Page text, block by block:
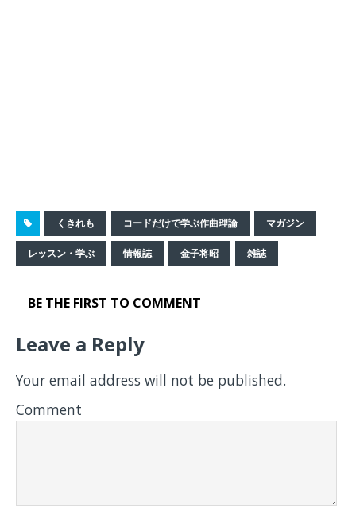
くきれも コードだけで学ぶ作曲理論 マガジン
レッスン・学ぶ 情報誌 金子将昭 雑誌
BE THE FIRST TO COMMENT
Leave a Reply
Your email address will not be published.
Comment